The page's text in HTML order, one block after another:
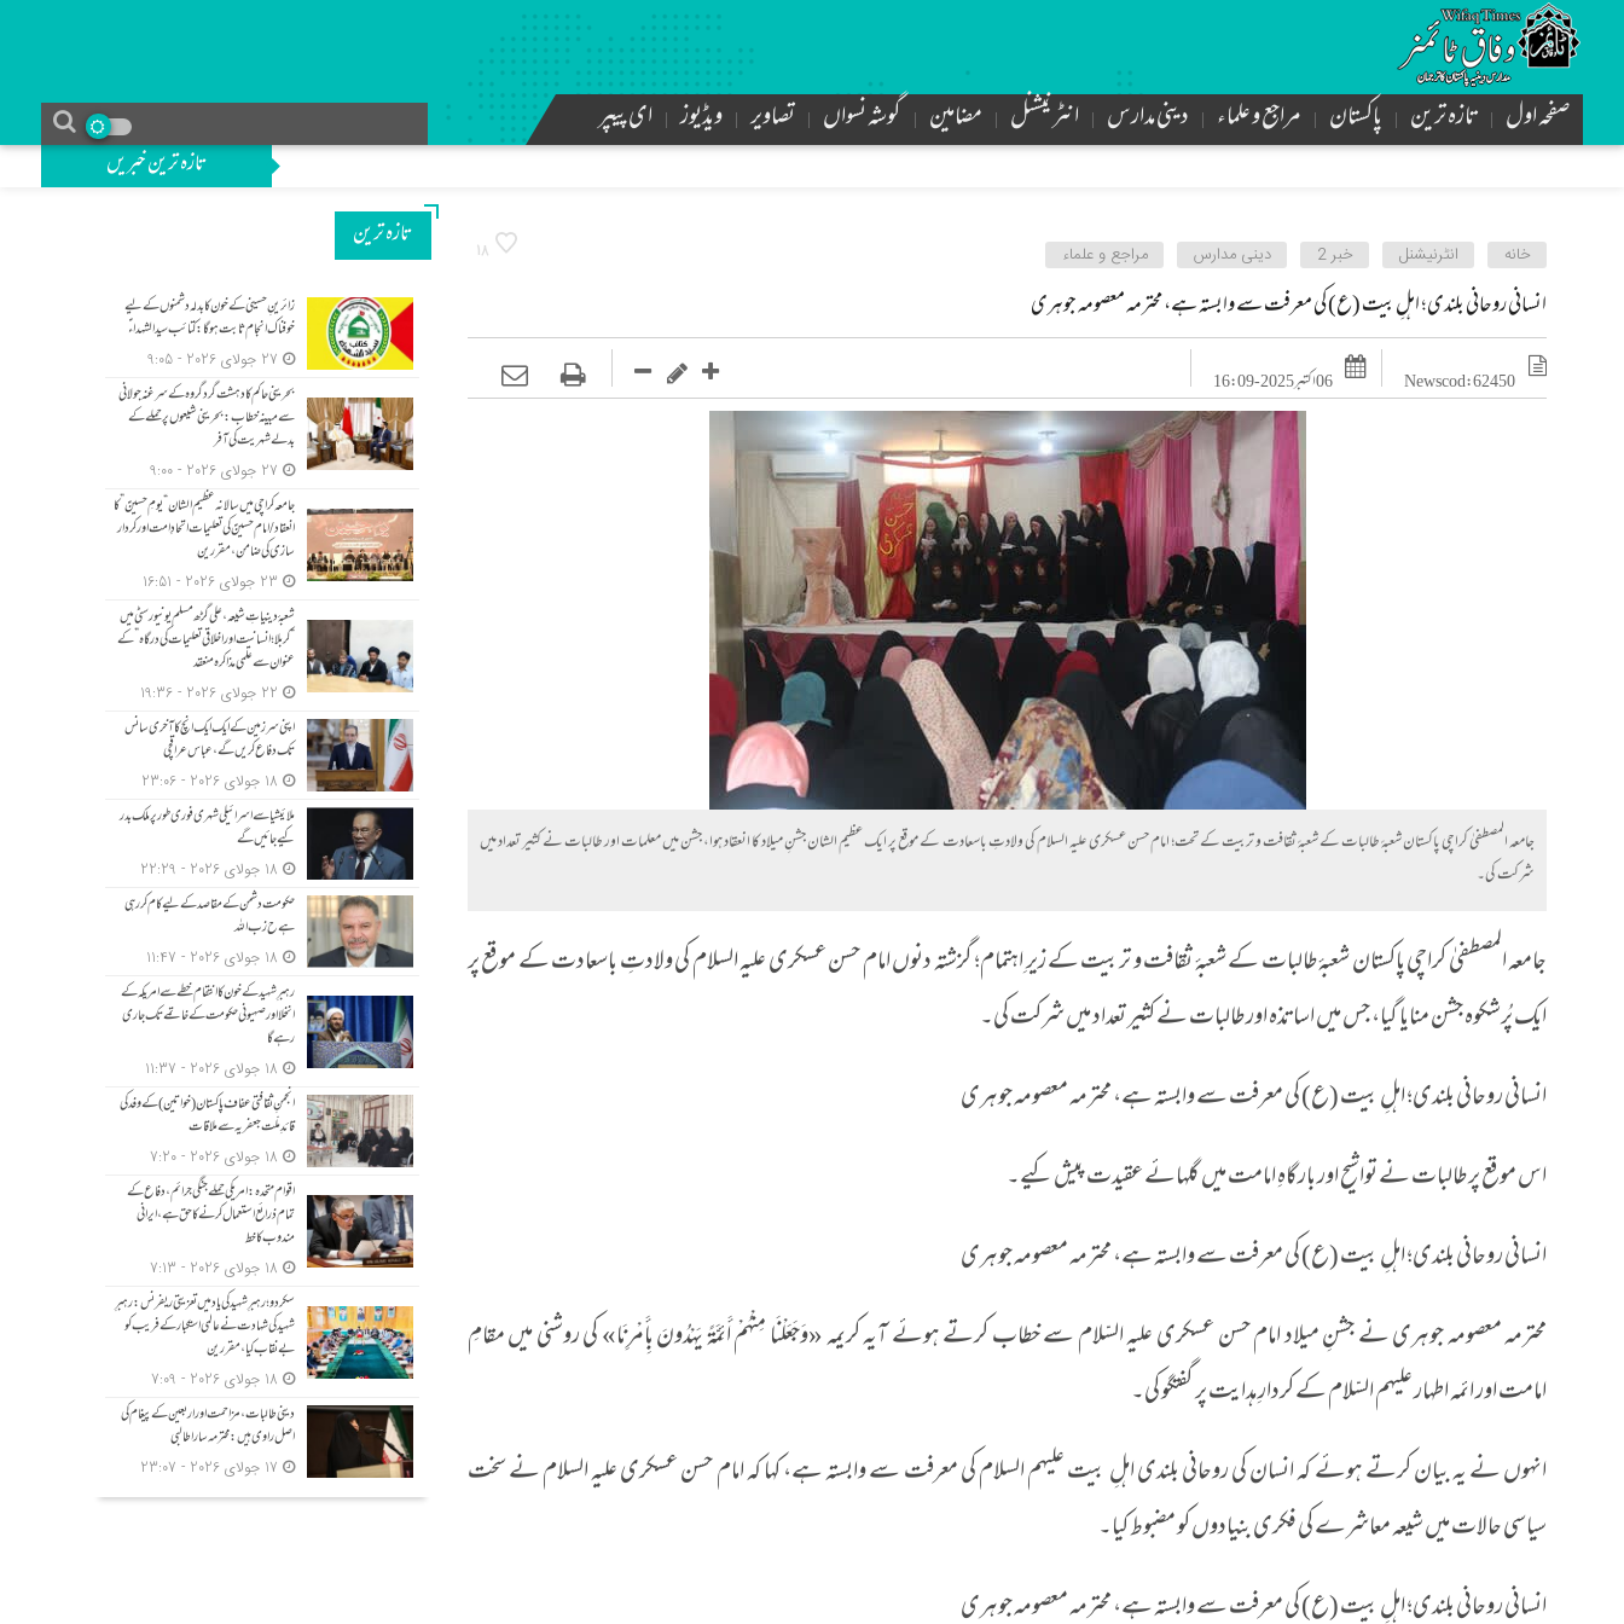
صفحہ اول تازه ترین پاکستان مراجع و علماء دینی مدارس انٹرنیشنل مضامین گوشہ نسواں تصاویر ویڈیوز ای پیپر
تازہ ترین خبریں
18 خانه انٹرنیشنل خبر 2 دینی مدارس مراجع و علماء
انسانی روحانی بلندی؛ اہلِ بیت (ع) کی معرفت سے وابستہ ہے، محترمہ معصومہ جوہری
News cod : 62450 06 اکتبر 2025 - 16:09
جامعہ المصطفیٰ کراچی پاکستان شعبۂ طالبات کے شعبۂ ثقافت و تربیت کے تحت؛ امام حسن عسکری علیہ السلام کی ولادتِ باسعادت کے موقع پر ایک عظیم الشان جشنِ میلاد کا انعقاد ہوا، جشن میں معلمات اور طالبات نے کثیر تعداد میں
شرکت کی۔
جامعہ المصطفیٰ کراچی پاکستان شعبۂ طالبات کے شعبۂ ثقافت و تربیت کے زیرِ اہتمام؛ گزشتہ دنوں امام حسن عسکری علیہ السلام کی ولادتِ باسعادت کے موقع پر
ایک پُرشکوہ جشن منایا گیا، جس میں اساتذہ اور طالبات نے کثیر تعداد میں شرکت کی۔
انسانی روحانی بلندی؛ اہلِ بیت (ع) کی معرفت سے وابستہ ہے، محترمہ معصومہ جوہری
اس موقع پر طالبات نے تواشیح اور بارگاہِ امامت میں گلہائے عقیدت پیش کیے۔
انسانی روحانی بلندی؛ اہلِ بیت (ع) کی معرفت سے وابستہ ہے، محترمہ معصومہ جوہری
محترمہ معصومہ جوہری نے جشنِ میلاد امام حسن عسکری علیہ السّلام سے خطاب کرتے ہوئے آیہ کریمہ «وَجَعَلْنَا مِنْهُمْ أَئِمَّةً يَهْدُونَ بِأَمْرِنَا» کی روشنی میں مقامِ
امامت اور ائمہ اطہار علیہم السّلام کے کردارِ ہدایت پر گفتگو کی۔
انہوں نے یہ بیان کرتے ہوئے کہ انسان کی روحانی بلندی اہلِ بیت علیہم السلام کی معرفت سے وابستہ ہے، کہا کہ امام حسن عسکری علیہ السلام نے سخت
سیاسی حالات میں شیعہ معاشرے کی فکری بنیادوں کو مضبوط کیا۔
انسانی روحانی بلندی؛ اہلِ بیت (ع) کی معرفت سے وابستہ ہے، محترمہ معصومہ جوہری
تازه ترین
زائرینِ حسینی کے خون کا بدلہ دشمنوں کے لیے
خوفناک انجام ثابت ہوگا: کتائب سید الشہداءؑ
بحرینی حاکم کا دہشت گرد گروہ کے سرغنہ جولانی
سے مبینہ خطاب: بحرینی شیعوں پر حملے کے
بدلے شہریت کی آفر
جامعہ کراچی میں سالانہ عظیم الشان “یومِ حسینؑ” کا
انعقاد/امام حسینؑ کی تعلیمات اتحادِ امت اور کردار
سازی کی ضامن، مقررین
شعبۂ دینیاتِ شیعہ، علی گڑھ مسلم یونیورسٹی میں
“کربلا؛ انسانیت اور اخلاقی تعلیمات کی درگاہ” کے
عنوان سے علمی مذاکرہ منعقد
اپنی سرزمین کے ایک ایک انچ کا آخری سانس
تک دفاع کریں گے، عباس عراقچی
ملائیشیا سے اسرائیلی شہری فوری طور پر ملک بدر
کیے جائیں گے
حکومت دشمن کے مقاصد کے لیے کام کر رہی
ہے ح زب ا للہ
رہبرِ شہید کے خون کا انتقام خطے سے امریکہ کے
انخلا اور صہیونی حکومت کے خاتمے تک جاری
رہے گا
انجمنِ ثقافتی عفاف پاکستان (خواتین) کے وفد کی
قائدِ ملّت جعفریہ سے ملاقات
اقوام متحدہ: امریکی حملے جنگی جرائم، دفاع کے
تمام ذرائع استعمال کرنے کا حق ہے، ایرانی
مندوب کا خط
سکردو؛ رہبرِ شہید کی یاد میں تعزیتی ریفرنس: رہبرِ
شہید کی شہادت نے عالمی استکبار کے فریب کو
بے نقاب کیا، مقررین
دینی طالبات، مزاحمت اور اربعین کے پیغام کی
اصل راوی ہیں: محترمہ سارا طالبی